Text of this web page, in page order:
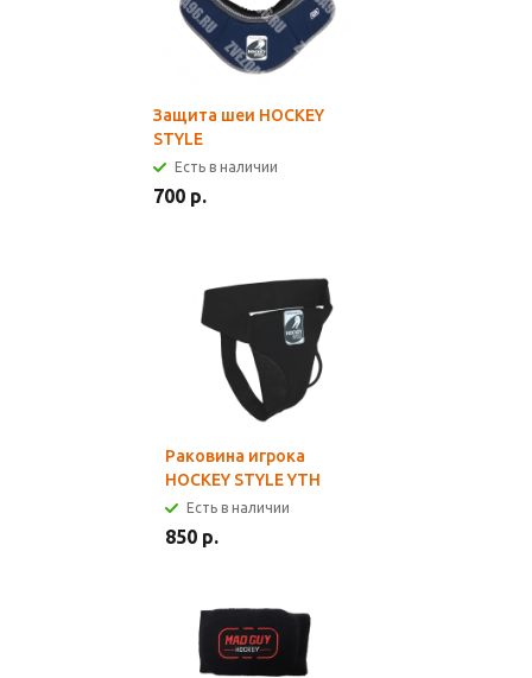
Защита шеи HOCKEY
STYLE
Есть в наличии
700 р.
Раковина игрока
HOCKEY STYLE YTH
Есть в наличии
850 р.